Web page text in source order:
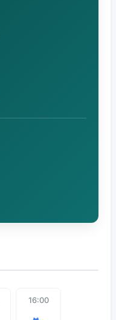
16:00